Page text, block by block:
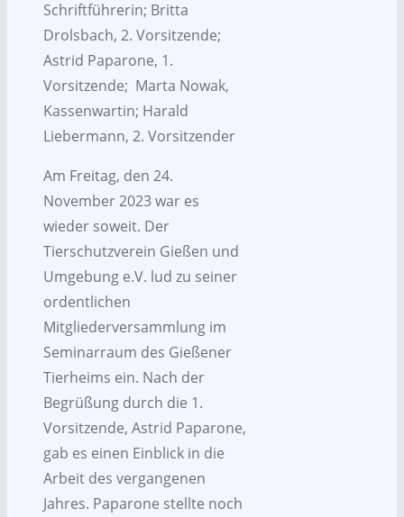
Schriftführerin; Britta
Drolsbach, 2. Vorsitzende;
Astrid Paparone, 1.
Vorsitzende; Marta Nowak,
Kassenwartin; Harald
Liebermann, 2. Vorsitzender
Am Freitag, den 24.
November 2023 war es
wieder soweit. Der
Tierschutzverein Gießen und
Umgebung e.V. lud zu seiner
ordentlichen
Mitgliederversammlung im
Seminarraum des Gießener
Tierheims ein. Nach der
Begrüßung durch die 1.
Vorsitzende, Astrid Paparone,
gab es einen Einblick in die
Arbeit des vergangenen
Jahres. Paparone stellte noch